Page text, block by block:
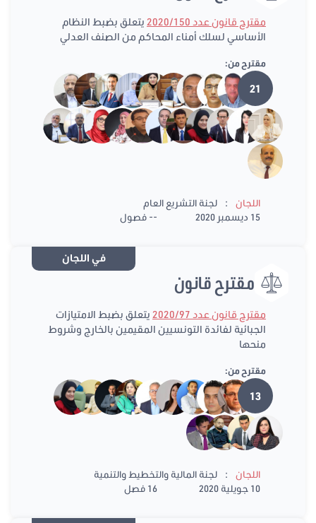
مقترح قانون عدد 2020/150
يتعلق بضبط النظام
الأساسي لسلك أمناء المحاكم من الصنف العدلي
مقترح من:
21
اللجان :
لجنة التشريع العام
15 ديسمبر 2020
-- فصول
في اللجان
مقترح قانون
مقترح قانون عدد 2020/97
يتعلق بضبط الامتيازات
الجبائية لفائدة التونسيين المقيمين بالخارج وشروط
منحها
مقترح من:
13
اللجان :
لجنة المالية والتخطيط والتنمية
10 جويلية 2020
16 فصل